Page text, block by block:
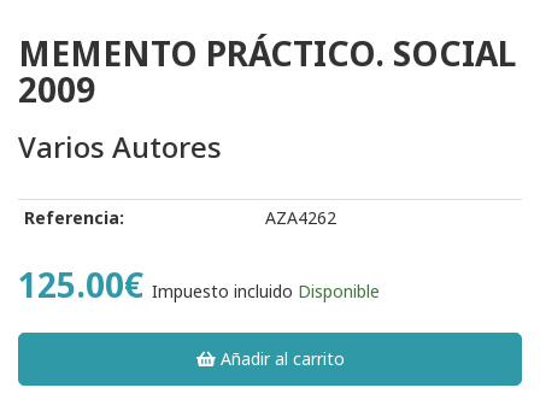
MEMENTO PRÁCTICO. SOCIAL
2009
Varios Autores
Referencia: AZA4262
125.00€ Impuesto incluido Disponible
Añadir al carrito